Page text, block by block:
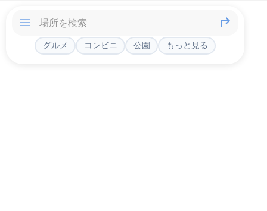
グルメ コンビニ 公園 もっと見る